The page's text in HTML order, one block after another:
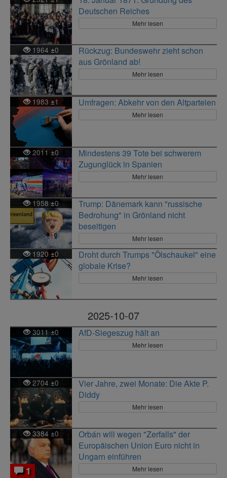
Deutschen Reiches
Mehr lesen
1964 ±0
Rückzug: Bundeswehr zieht schon
aus Grönland ab!
Mehr lesen
1983 ±1 Umfragen: Abkehr von den Altparteien
Mehr lesen
2011 ±0
Mindestens 39 Tote bei schwerem
Zugunglück in Spanien
Mehr lesen
1958±0
Trump: Dänemark kann "russische
Bedrohung" in Grönland nicht
beseitigen
Mehr lesen
1920 ±0
Droht durch Trumps "Ölschaukel" eine
globale Krise?
Mehr lesen
2025-10-07
3011 ±0 AfD-Siegeszug hält an
Mehr lesen
2704 ±0
Vier Jahre, zwei Monate: Die Akte P.
Diddy
Mehr lesen
3384 ±0
1
Orbán will wegen "Zerfalls" der
Europäischen Union Euro nicht in
Ungarn einführen
Mehr lesen